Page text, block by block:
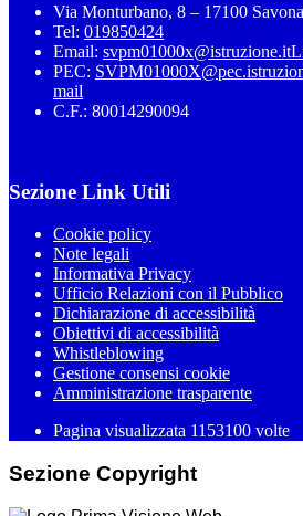
Via Monturbano, 8 – 17100 Savona
Tel: 019850424
Email: svpm01000x@istruzione.it
PEC:
mail
C.F.: 80014290094
Sezione Link Utili
Cookie policy
Note legali
Informativa Privacy
Ufficio Relazioni con il Pubblico
Dichiarazione di accessibilità
Obiettivi di accessibilità
Whistleblowing
Gestione consensi cookie
Amministrazione trasparente
Pagina visualizzata 1153100 volte
Sezione Copyright